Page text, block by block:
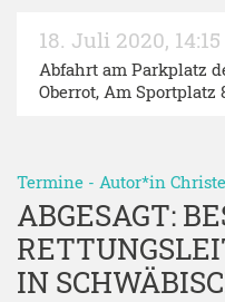
18. Juli 2020,
Abfahrt am Parkplatz
Oberrot, Am Sportplatz
Termine - Autor*in
ABGESAGT:
IN